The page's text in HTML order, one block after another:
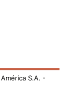
S.A. -